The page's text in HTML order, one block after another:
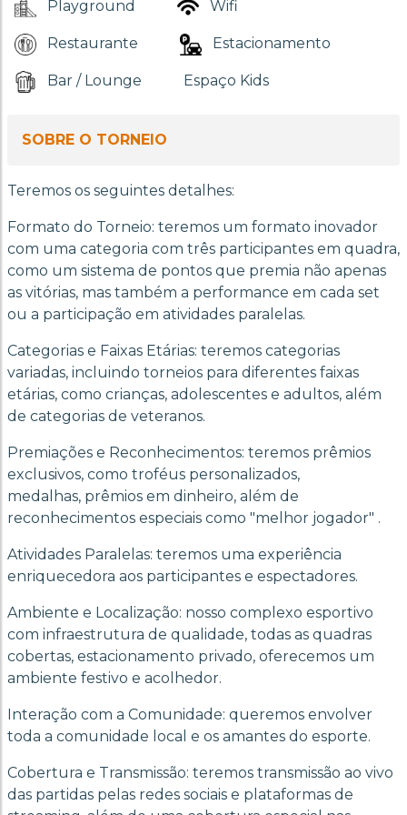
Playground Wifi
Restaurante Estacionamento
Bar / Lounge Espaço Kids
SOBRE O TORNEIO
Teremos os seguintes detalhes:
Formato do Torneio: teremos um formato inovador
com uma categoria com três participantes em quadra,
como um sistema de pontos que premia não apenas
as vitórias, mas também a performance em cada set
ou a participação em atividades paralelas.
Categorias e Faixas Etárias: teremos categorias
variadas, incluindo torneios para diferentes faixas
etárias, como crianças, adolescentes e adultos, além
de categorias de veteranos.
Premiações e Reconhecimentos: teremos prêmios
exclusivos, como troféus personalizados,
medalhas, prêmios em dinheiro, além de
reconhecimentos especiais como "melhor jogador" .
Atividades Paralelas: teremos uma experiência
enriquecedora aos participantes e espectadores.
Ambiente e Localização: nosso complexo esportivo
com infraestrutura de qualidade, todas as quadras
cobertas, estacionamento privado, oferecemos um
ambiente festivo e acolhedor.
Interação com a Comunidade: queremos envolver
toda a comunidade local e os amantes do esporte.
Cobertura e Transmissão: teremos transmissão ao vivo
das partidas pelas redes sociais e plataformas de